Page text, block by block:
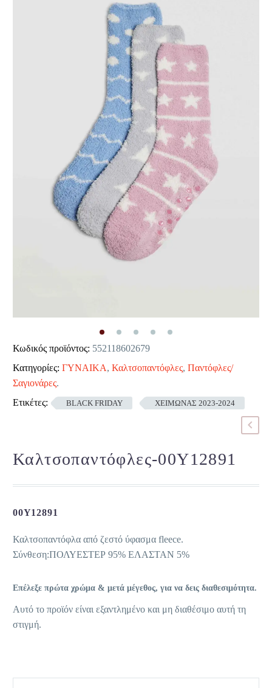
Κωδικός προϊόντος: 552118602679
Κατηγορίες: ΓΥΝΑΙΚΑ, Καλτσοπαντόφλες, Παντόφλες/
Σαγιονάρες.
Ετικέτες:
BLACK FRIDAY ΧΕΙΜΩΝΑΣ 2023-2024
Καλτσοπαντόφλες-00Y12891
00Y12891
Καλτσοπαντόφλα από ζεστό ύφασμα fleece.
Σύνθεση:ΠΟΛΥΕΣΤΕΡ 95% ΕΛΑΣΤΑΝ 5%
Επέλεξε πρώτα χρώμα & μετά μέγεθος, για να δεις διαθεσιμότητα.
Αυτό το προϊόν είναι εξαντλημένο και μη διαθέσιμο αυτή τη
στιγμή.